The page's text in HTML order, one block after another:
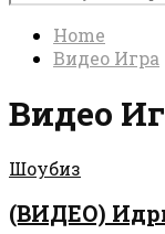
for:
Home
Видео Игра
Видео
Шоубиз
(ВИДЕО)